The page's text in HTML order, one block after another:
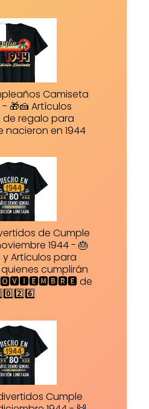
Camiseta
- 🎁🍰 Artículos
de regalo para
nacieron en 1944
de Cumple
1944 - 🎂
Artículos para
cumplirán
🅽🅾🆅🅸🅴🅼🅱🆁🅴 de
Cumple